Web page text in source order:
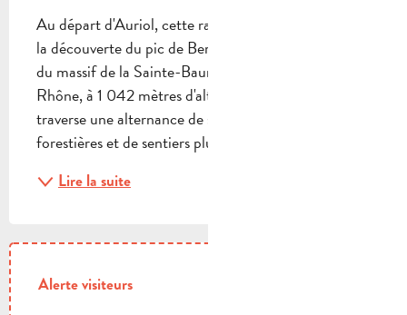
Au départ d'Auriol, cette randonnée vous emmène à
la découverte du pic de Bertagne, point culminant
du massif de la Sainte-Baume et des Bouches-du-
Rhône, à 1 042 mètres d'altitude. L'itinéraire
traverse une alternance de sous-bois, de pistes
forestières et de sentiers plus rocailleux avant...
Lire la suite
Alerte visiteurs